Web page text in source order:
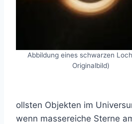
Abbildung eines schwarzen
Originalbild)
ollsten Objekten im
wenn massereiche Sterne